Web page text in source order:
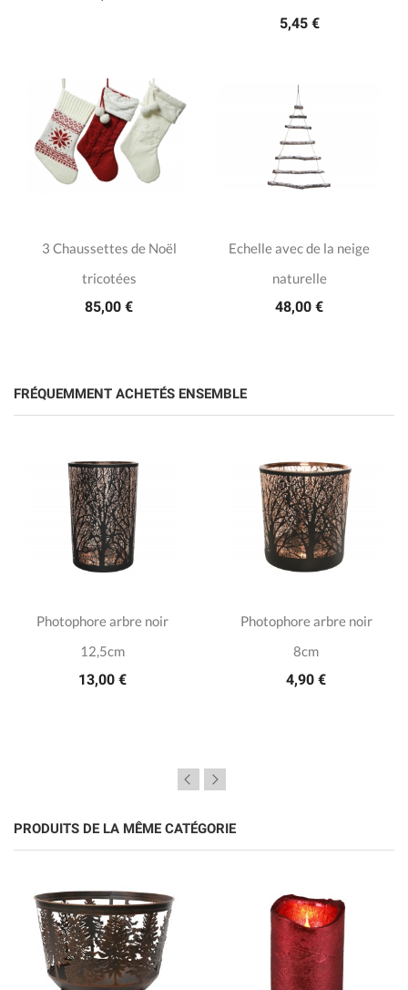
5,45 €
3 Chaussettes de Noël
tricotées
85,00 €
Echelle avec de la neige
naturelle
48,00 €
FRÉQUEMMENT ACHETÉS ENSEMBLE
Photophore arbre noir
12,5cm
13,00 €
Photophore arbre noir
8cm
4,90 €
PRODUITS DE LA MÊME CATÉGORIE